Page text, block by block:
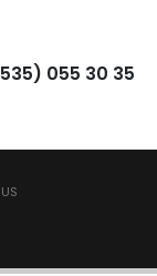
055 30 35